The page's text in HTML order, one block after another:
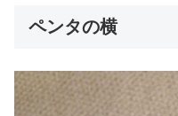
ペンタの横